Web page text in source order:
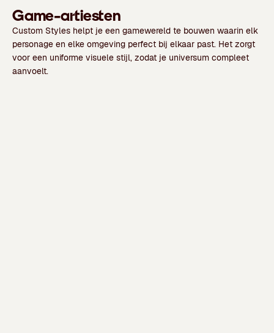
Game-artiesten
Custom Styles helpt je een gamewereld te bouwen waarin elk
personage en elke omgeving perfect bij elkaar past. Het zorgt
voor een uniforme visuele stijl, zodat je universum compleet
aanvoelt.